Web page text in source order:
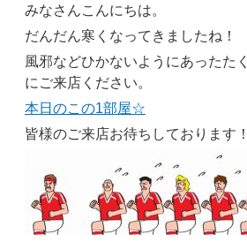
みなさんこんにちは。
だんだん寒くなってきましたね！
風邪などひかないようにあったた
にご来店ください。
本日のこの1部屋☆
皆様のご来店お待ちしております